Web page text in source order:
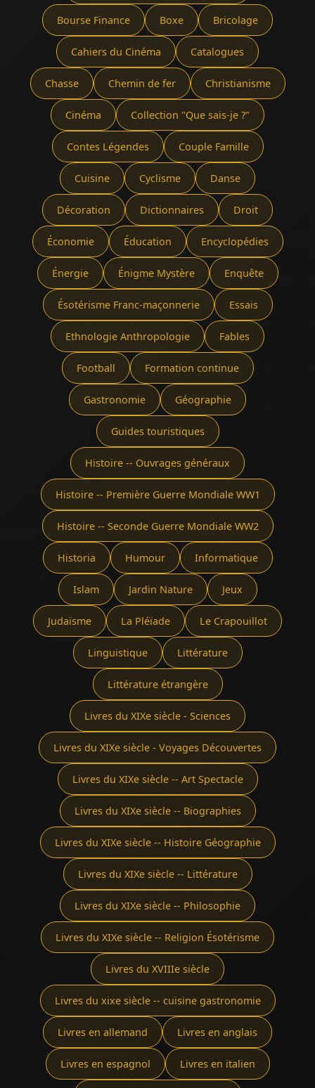
Bourse Finance Boxe Bricolage
Cahiers du Cinéma Catalogues
Chasse Chemin de fer Christianisme
Cinéma Collection "Que sais-je ?"
Contes Légendes Couple Famille
Cuisine Cyclisme Danse
Décoration Dictionnaires Droit
Économie Éducation Encyclopédies
Énergie Énigme Mystère Enquête
Ésotérisme Franc-maçonnerie Essais
Ethnologie Anthropologie Fables
Football Formation continue
Gastronomie Géographie
Guides touristiques
Histoire -- Ouvrages généraux
Histoire -- Première Guerre Mondiale WW1
Histoire -- Seconde Guerre Mondiale WW2
Historia Humour Informatique
Islam Jardin Nature Jeux
Judaïsme La Pléïade Le Crapouillot
Linguistique Littérature
Littérature étrangère
Livres du XIXe siècle - Sciences
Livres du XIXe siècle - Voyages Découvertes
Livres du XIXe siècle -- Art Spectacle
Livres du XIXe siècle -- Biographies
Livres du XIXe siècle -- Histoire Géographie
Livres du XIXe siècle -- Littérature
Livres du XIXe siècle -- Philosophie
Livres du XIXe siècle -- Religion Ésotérisme
Livres du XVIIIe siècle
Livres du xixe siècle -- cuisine gastronomie
Livres en allemand Livres en anglais
Livres en espagnol Livres en italien